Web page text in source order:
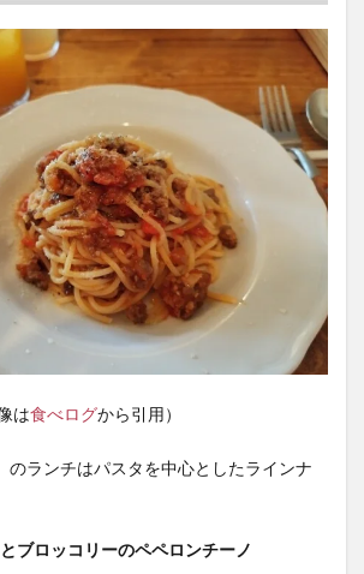
は食べログから引用）
のランチはパスタを中心としたラインナ
ブロッコリーのペペロンチーノ